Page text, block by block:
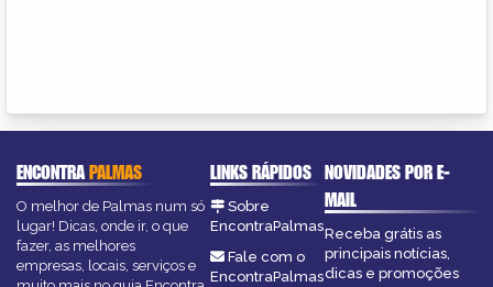
ENCONTRAPALMAS
O melhor de Palmas num só
lugar! Dicas, onde ir, o que
fazer, as melhores
empresas, locais, serviços e
LINKS RÁPIDOS
Sobre
EncontraPalmas
Fale com o
EncontraPalmas
NOVIDADES POR E-
MAIL
Receba grátis as
principais notícias,
dicas e promoções